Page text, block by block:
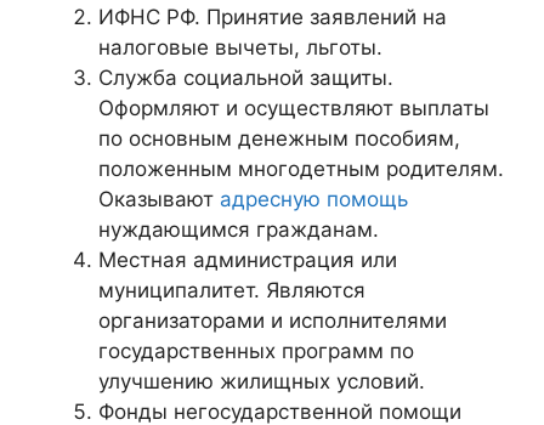
ИФНС РФ. Принятие заявлений на
налоговые вычеты, льготы.
Служба социальной защиты.
Оформляют и осуществляют выплаты
по основным денежным пособиям,
положенным многодетным родителям.
Оказывают адресную помощь
нуждающимся гражданам.
Местная администрация или
муниципалитет. Являются
организаторами и исполнителями
государственных программ по
улучшению жилищных условий.
Фонды негосударственной помощи